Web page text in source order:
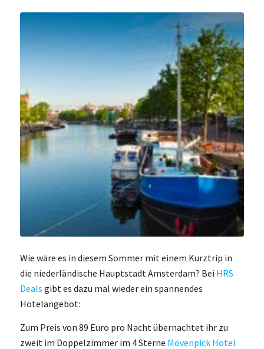
Wie wäre es in diesem Sommer mit einem Kurztrip in
die niederländische Hauptstadt Amsterdam? Bei HRS
Deals gibt es dazu mal wieder ein spannendes
Hotelangebot:
Zum Preis von 89 Euro pro Nacht übernachtet ihr zu
zweit im Doppelzimmer im 4 Sterne Mövenpick Hotel